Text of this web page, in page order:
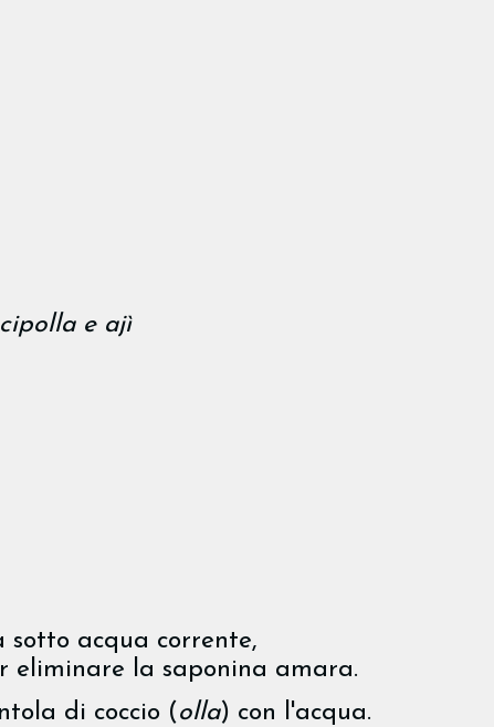
e ajì
acqua corrente,
eliminare la saponina amara.
di coccio ( olla) con l'acqua.